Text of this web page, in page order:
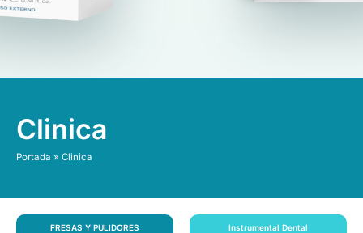
Clinica
Portada » Clinica
FRESAS Y PULIDORES Instrumental Dental